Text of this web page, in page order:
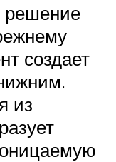
решение
создает
из